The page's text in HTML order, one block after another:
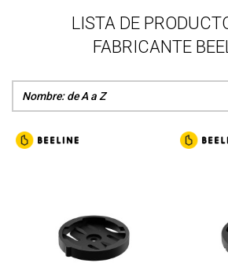
LISTA DE
FABRICANTE